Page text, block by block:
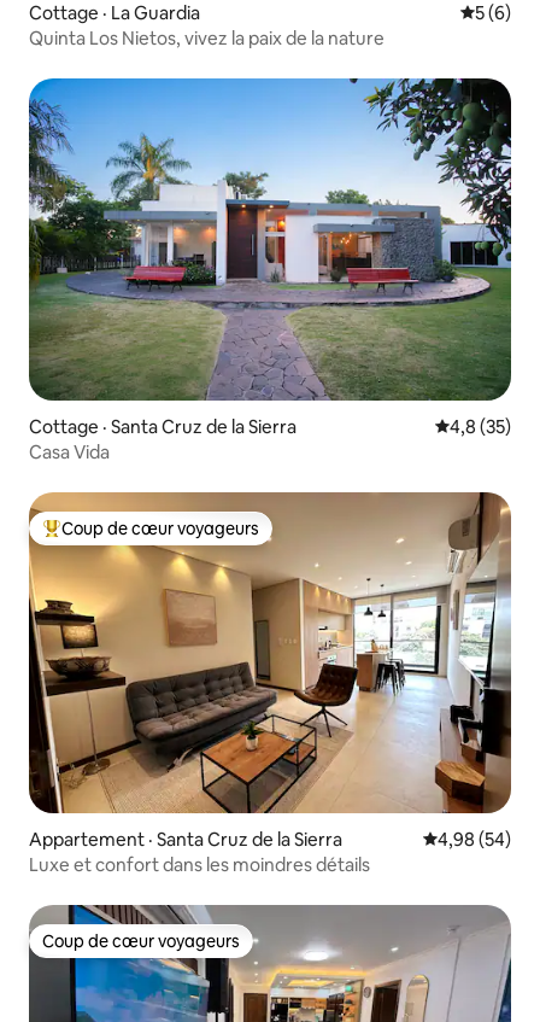
Cottage · La Guardia Note
5 (6)
Quinta Los Nietos, vivez la paix de la nature
Cottage · Santa Cruz de la Sierra Note
4,8 (35)
Casa Vida
Coup de cœur voyageurs parmi les plus aimés
Coup de cœur voyageurs
Appartement · Santa Cruz de la Sierra Note
4,98 (54)
Luxe et confort dans les moindres détails
Coup de cœur voyageurs
Coup de cœur voyageurs